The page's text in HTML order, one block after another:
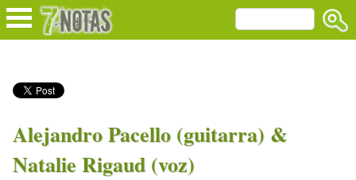
Alejandro Pacello (guitarra) &
Natalie Rigaud (voz)